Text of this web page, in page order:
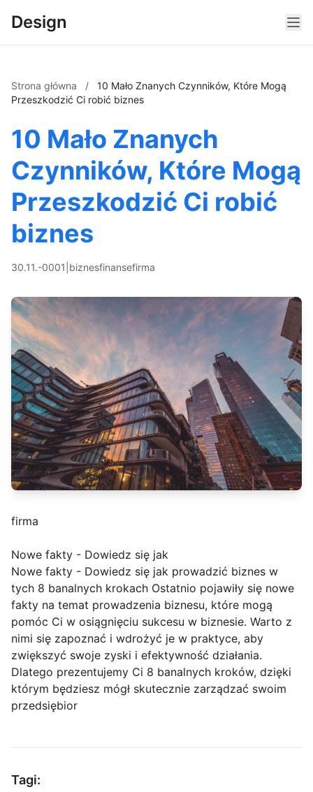
Design
Strona główna /
10 Mało Znanych Czynników, Które Mogą
Przeszkodzić Ci robić biznes
10 Mało Znanych
Czynników, Które Mogą
Przeszkodzić Ci robić
biznes
30.11.-0001 biznesfinansefirma
firma
Nowe fakty - Dowiedz się jak
Nowe fakty - Dowiedz się jak prowadzić biznes w
tych 8 banalnych krokach Ostatnio pojawiły się nowe
fakty na temat prowadzenia biznesu, które mogą
pomóc Ci w osiągnięciu sukcesu w biznesie. Warto z
nimi się zapoznać i wdrożyć je w praktyce, aby
zwiększyć swoje zyski i efektywność działania.
Dlatego prezentujemy Ci 8 banalnych kroków, dzięki
którym będziesz mógł skutecznie zarządzać swoim
przedsiębior
Tagi: